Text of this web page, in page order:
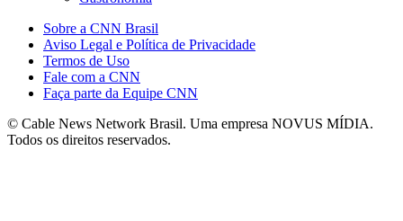
Sobre a CNN Brasil
Aviso Legal e Política de Privacidade
Termos de Uso
Fale com a CNN
Faça parte da Equipe CNN
© Cable News Network Brasil. Uma empresa NOVUS MÍDIA.
Todos os direitos reservados.